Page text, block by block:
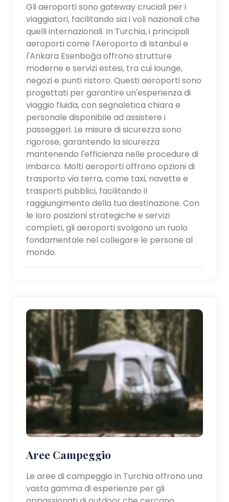
Gli aeroporti sono gateway cruciali per i
viaggiatori, facilitando sia i voli nazionali che
quelli internazionali. In Turchia, i principali
aeroporti come l'Aeroporto di Istanbul e
l'Ankara Esenboğa offrono strutture
moderne e servizi estesi, tra cui lounge,
negozi e punti ristoro. Questi aeroporti sono
progettati per garantire un'esperienza di
viaggio fluida, con segnaletica chiara e
personale disponibile ad assistere i
passeggeri. Le misure di sicurezza sono
rigorose, garantendo la sicurezza
mantenendo l'efficienza nelle procedure di
imbarco. Molti aeroporti offrono opzioni di
trasporto via terra, come taxi, navette e
trasporti pubblici, facilitando il
raggiungimento della tua destinazione. Con
le loro posizioni strategiche e servizi
completi, gli aeroporti svolgono un ruolo
fondamentale nel collegare le persone al
mondo.
Aree Campeggio
Le aree di campeggio in Turchia offrono una
vasta gamma di esperienze per gli